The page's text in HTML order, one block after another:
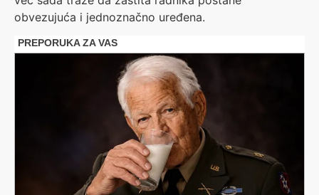
obvezujuća i jednoznačno uređena.